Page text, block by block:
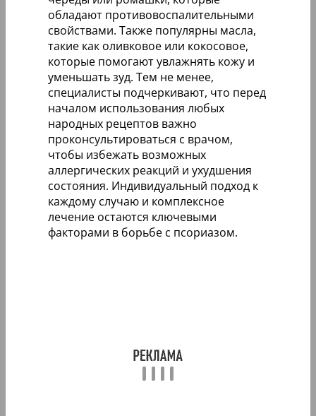
обладают противовоспалительными
свойствами. Также популярны масла,
такие как оливковое или кокосовое,
которые помогают увлажнять кожу и
уменьшать зуд. Тем не менее,
специалисты подчеркивают, что перед
началом использования любых
народных рецептов важно
проконсультироваться с врачом,
чтобы избежать возможных
аллергических реакций и ухудшения
состояния. Индивидуальный подход к
каждому случаю и комплексное
лечение остаются ключевыми
факторами в борьбе с псориазом.